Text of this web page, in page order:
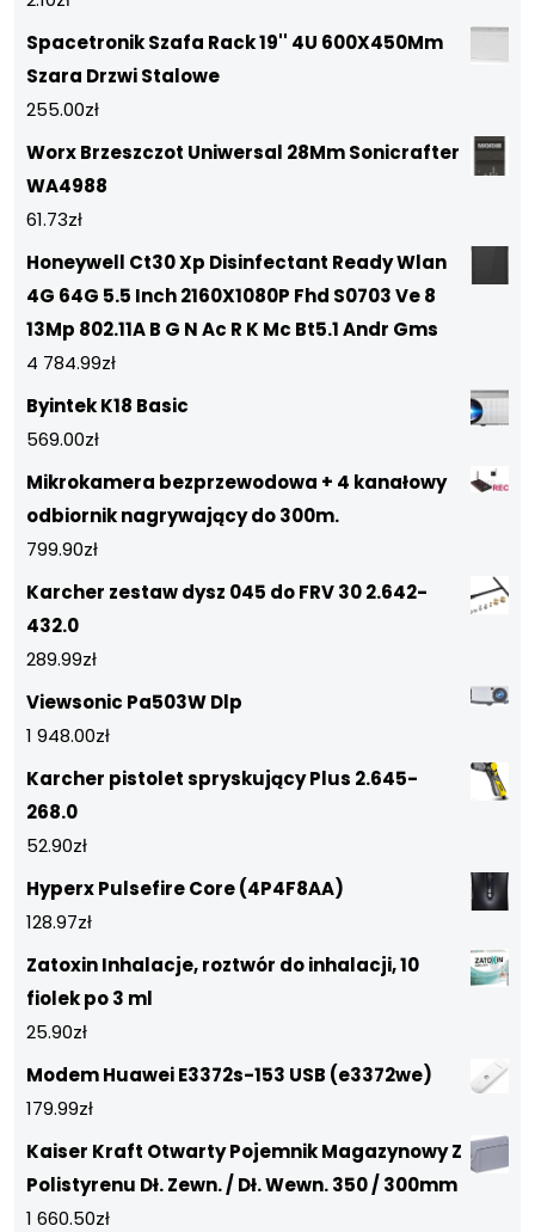
Spacetronik Szafa Rack 19'' 4U 600X450Mm
Szara Drzwi Stalowe
255.00zł
Worx Brzeszczot Uniwersal 28Mm Sonicrafter
WA4988
61.73zł
Honeywell Ct30 Xp Disinfectant Ready Wlan
4G 64G 5.5 Inch 2160X1080P Fhd S0703 Ve 8
13Mp 802.11A B G N Ac R K Mc Bt5.1 Andr Gms
4 784.99zł
Byintek K18 Basic
569.00zł
Mikrokamera bezprzewodowa + 4 kanałowy
odbiornik nagrywający do 300m.
799.90zł
Karcher zestaw dysz 045 do FRV 30 2.642-
432.0
289.99zł
Viewsonic Pa503W Dlp
1 948.00zł
Karcher pistolet spryskujący Plus 2.645-
268.0
52.90zł
Hyperx Pulsefire Core (4P4F8AA)
128.97zł
Zatoxin Inhalacje, roztwór do inhalacji, 10
fiolek po 3 ml
25.90zł
Modem Huawei E3372s-153 USB (e3372we)
179.99zł
Kaiser Kraft Otwarty Pojemnik Magazynowy Z
Polistyrenu Dł. Zewn. / Dł. Wewn. 350 / 300mm
1 660.50zł